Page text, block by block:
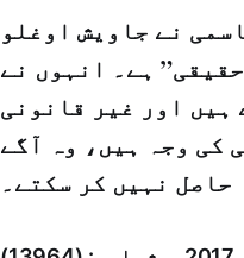
نے جاویش اوغلو
ہے۔ انہوں نے
ہیں اور غیر قانونی
کی وجہ ہیں، وہ آگے